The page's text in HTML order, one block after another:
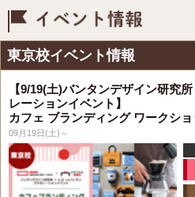
東京校イベント情報
【9/19(土)バンタンデザイン研究
レーションイベント】
カフェ ブランディング ワークシ
09月19日(土)～